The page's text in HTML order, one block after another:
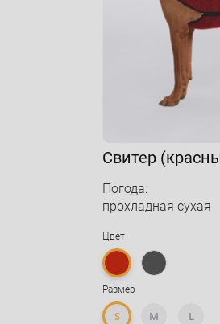
Свитер
Погода:
прохладная сухая
Цвет
Размер
S M L